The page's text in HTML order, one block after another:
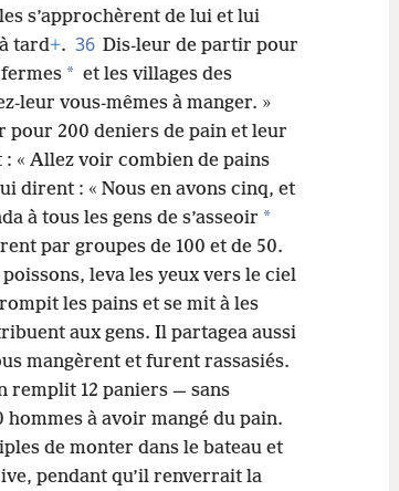
s’approchèrent de lui et lui
tard+. 36 Dis-leur de partir pour
* et les villages des
leur vous-mêmes à manger. »
pour 200 deniers de pain et leur
« Allez voir combien de pains
dirent : « Nous en avons cinq, et
à tous les gens de s’asseoir *
par groupes de 100 et de 50.
leva les yeux vers le ciel
les pains et se mit à les
aux gens. Il partagea aussi
mangèrent et furent rassasiés.
remplit 12 paniers — sans
hommes à avoir mangé du pain.
de monter dans le bateau et
pendant qu’il renverrait la